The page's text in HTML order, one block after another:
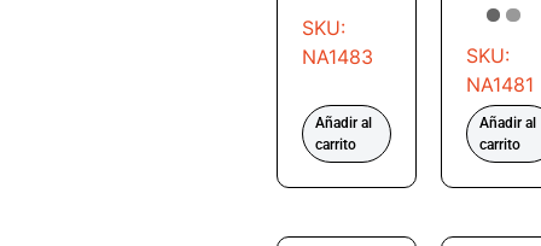
SKU:
NA1483
Añadir al
carrito
SKU:
NA1481
Añadir al
carrito